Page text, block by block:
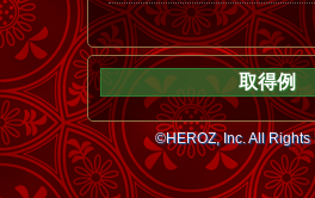
取得例
©HEROZ, Inc. All Rights